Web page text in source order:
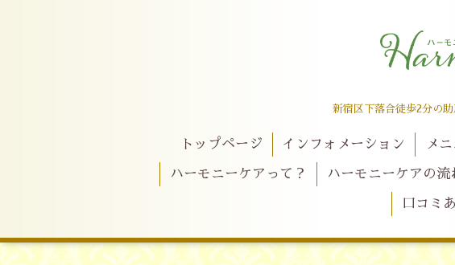
新宿区下落合徒歩2分の
トップページ インフォメーション メ
ハーモニーケアって？ ハーモニーケアの流
口コミ